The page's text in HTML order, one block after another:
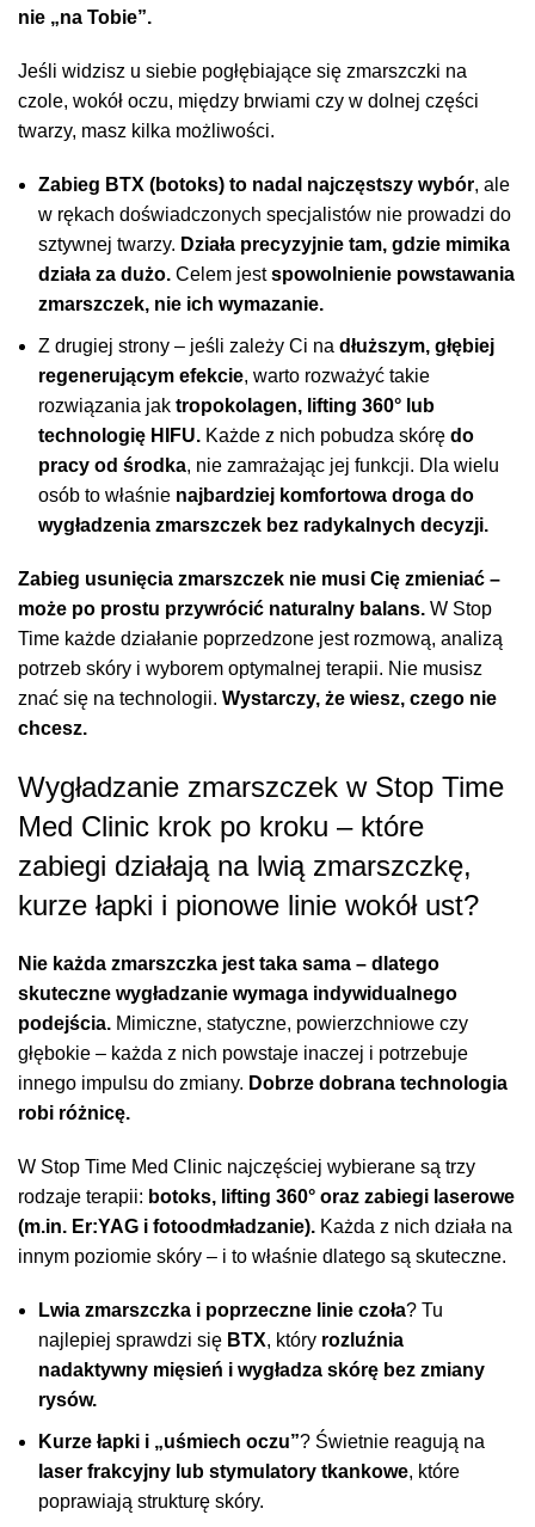
nie „na Tobie”.
Jeśli widzisz u siebie pogłębiające się zmarszczki na
czole, wokół oczu, między brwiami czy w dolnej części
twarzy, masz kilka możliwości.
Zabieg BTX (botoks) to nadal najczęstszy wybór, ale
w rękach doświadczonych specjalistów nie prowadzi do
sztywnej twarzy. Działa precyzyjnie tam, gdzie mimika
działa za dużo. Celem jestspowolnienie powstawania
zmarszczek, nie ich wymazanie.
Z drugiej strony – jeśli zależy Ci na dłuższym, głębiej
regenerującym efekcie, warto rozważyć takie
rozwiązania jak tropokolagen, lifting 360° lub
technologię HIFU. Każde z nich pobudza skórę do
pracy od środka, nie zamrażając jej funkcji. Dla wielu
osób to właśnie najbardziej komfortowa droga do
wygładzenia zmarszczek bez radykalnych decyzji.
Zabieg usunięcia zmarszczek nie musi Cię zmieniać –
może po prostu przywrócić naturalny balans. W Stop
Time każde działanie poprzedzone jest rozmową, analizą
potrzeb skóry i wyborem optymalnej terapii. Nie musisz
znać się na technologii. Wystarczy, że wiesz, czego nie
chcesz.
Wygładzanie zmarszczek w Stop Time
Med Clinic krok po kroku – które
zabiegi działają na lwią zmarszczkę,
kurze łapki i pionowe linie wokół ust?
Nie każda zmarszczka jest taka sama – dlatego
skuteczne wygładzanie wymaga indywidualnego
podejścia. Mimiczne, statyczne, powierzchniowe czy
głębokie – każda z nich powstaje inaczej i potrzebuje
innego impulsu do zmiany. Dobrze dobrana technologia
robi różnicę.
W Stop Time Med Clinic najczęściej wybierane są trzy
rodzaje terapii: botoks, lifting 360° oraz zabiegi laserowe
(m.in. Er:YAG i fotoodmładzanie). Każda z nich działa na
innym poziomie skóry – i to właśnie dlatego są skuteczne.
Lwia zmarszczka i poprzeczne linie czoła? Tu
najlepiej sprawdzi się BTX, który rozluźnia
nadaktywny mięsień i wygładza skórę bez zmiany
rysów.
Kurze łapki i „uśmiech oczu”? Świetnie reagują na
laser frakcyjny lub stymulatory tkankowe, które
poprawiają strukturę skóry.